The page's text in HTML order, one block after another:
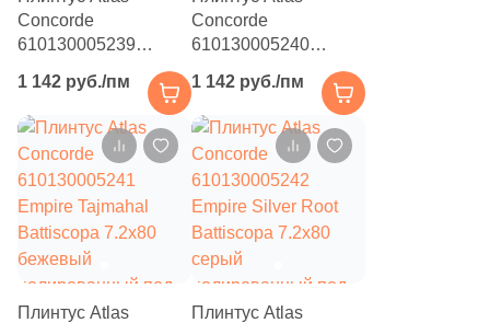
Concorde
610130005239
Battiscopa 7.2x80
бежевый
полированный под
камень
1 142 руб./пм
Concorde
610130005240
Battiscopa 7.2x80
бежевый
полированный под
камень
1 142 руб./пм
Плинтус Atlas
Плинтус Atlas